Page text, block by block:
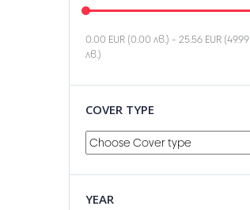
0.00 EUR (0.00 лв.) - 25.56 EUR (49.99
лв.)
COVER TYPE
YEAR